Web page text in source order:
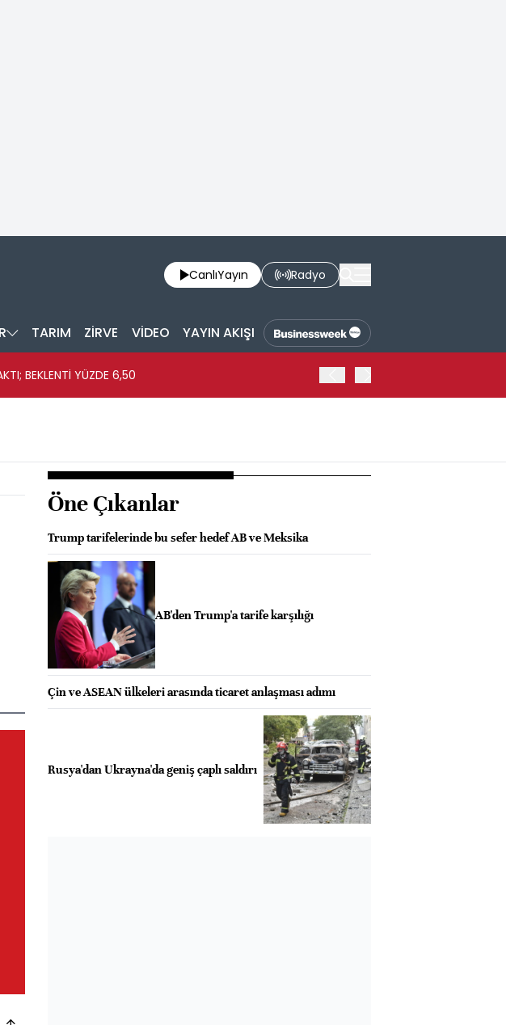
CanlıYayın Radyo
TARIM ZİRVE VİDEO YAYIN AKIŞI
BEKLENTİ YÜZDE 6,50
Öne Çıkanlar
Trump tarifelerinde bu sefer hedef AB ve Meksika
AB'den Trump'a tarife karşılığı
Çin ve ASEAN ülkeleri arasında ticaret anlaşması adımı
Rusya'dan Ukrayna'da geniş çaplı saldırı